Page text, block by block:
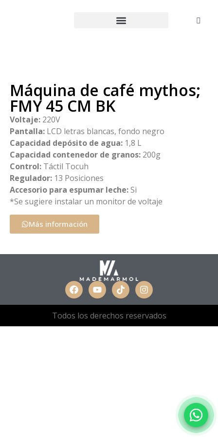
Máquina de café mythos;
FMY 45 CM BK
Voltaje: 220V
Pantalla: LCD letras blancas, fondo negro
Capacidad depósito de agua: 1,8 L
Capacidad contenedor de granos: 200g
Control: Táctil Tocuh
Regulador: 13 Posiciones
Accesorio para espumar leche:Si
*Se sugiere instalar un monitor de voltaje
Más información
Todos los derechos reservados